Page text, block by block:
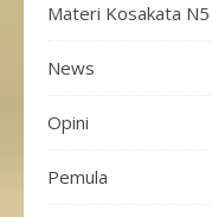
Materi Kosakata N5
News
Opini
Pemula